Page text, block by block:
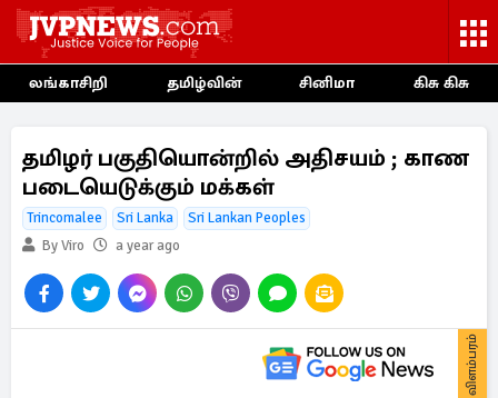
லங்காசிறி தமிழ்வின் சினிமா கிசு கிசு
தமிழர் பகுதியொன்றில் அதிசயம் ; காண
படையெடுக்கும் மக்கள்
Trincomalee Sri Lanka
Sri Lankan Peoples
By Viro
a year ago
விளம்பரம்